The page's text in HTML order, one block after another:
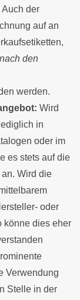
Auch der
auf an
den
werden.
Wird
in
oder im
es stets auf die
Wird die
oder
könne dies eher
Verwendung
Stelle in der